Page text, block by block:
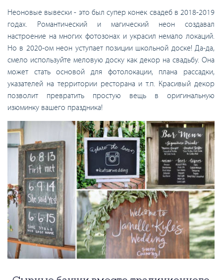
Неоновые вывески - это был супер конек свадеб в 2018-2019
годах. Романтический и магический неон создавал
настроение на многих фотозонах и украсил немало локаций.
Но в 2020-ом неон уступает позиции школьной доске! Да-да,
смело используйте меловую доску как декор на свадьбу. Она
может стать основой для фотолокации, плана рассадки,
указателей на территории ресторана и т.п. Красивый декор
позволит превратить простую вещь в оригинальную
изюминку вашего праздника!